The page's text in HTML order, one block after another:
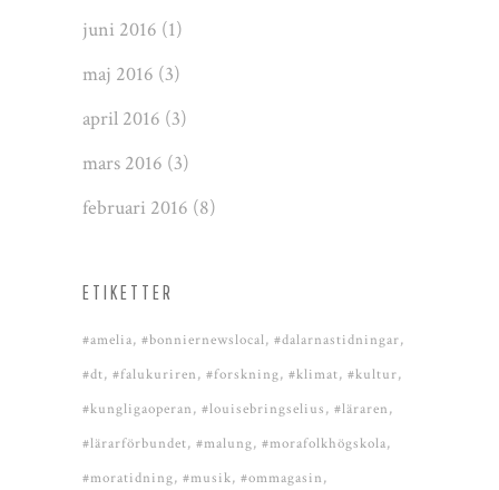
juni 2016 (1)
maj 2016 (3)
april 2016 (3)
mars 2016 (3)
februari 2016 (8)
ETIKETTER
#amelia #bonniernewslocal #dalarnastidningar
#dt #falukuriren #forskning #klimat #kultur
#kungligaoperan #louisebringselius #läraren
#lärarförbundet #malung #morafolkhögskola
#moratidning #musik #ommagasin